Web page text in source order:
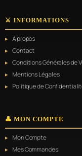
⚔️ INFORMATIONS
À propos
Contact
Conditions Générales de
Mentions Légales
Politique de
👤 MON COMPTE
Mon Compte
Mes Commandes